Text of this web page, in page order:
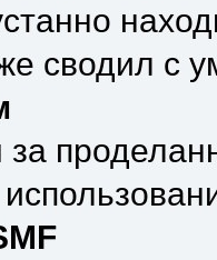
сводил с